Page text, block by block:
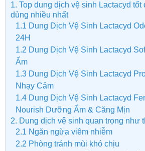
1. Top dung dịch vệ sinh Lactacyd
dùng nhiều nhất
1.1 Dung Dịch Vệ Sinh Lactacyd
24H
1.2 Dung Dịch Vệ Sinh Lactacyd
Ẩm
1.3 Dung Dịch Vệ Sinh Lactacyd
Nhạy Cảm
1.4 Dung Dịch Vệ Sinh Lactacyd
Nourish Dưỡng Ẩm & Căng Mịn
2. Dung dịch vệ sinh quan trọng như
2.1 Ngăn ngừa viêm nhiễm
2.2 Phòng tránh mùi khó chịu